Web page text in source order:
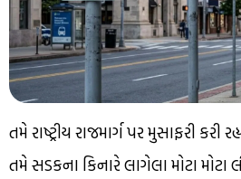
તમે રાષ્ટ્રીય રાજમાર્ગ પર મુસાફરી
તમે સડકના કિનારે લાગેલા મોટા મોટા